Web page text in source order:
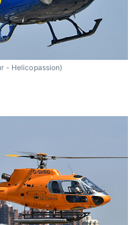
- Helicopassion)